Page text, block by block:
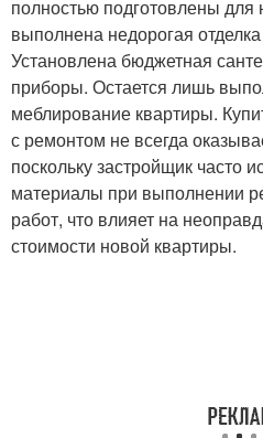
полностью подготовлены для
выполнена недорогая
Установлена бюджетная
приборы. Остается лишь
меблирование квартиры.
с ремонтом не всегда
поскольку застройщик часто
материалы при выполнении
работ, что влияет на
стоимости новой квартиры.